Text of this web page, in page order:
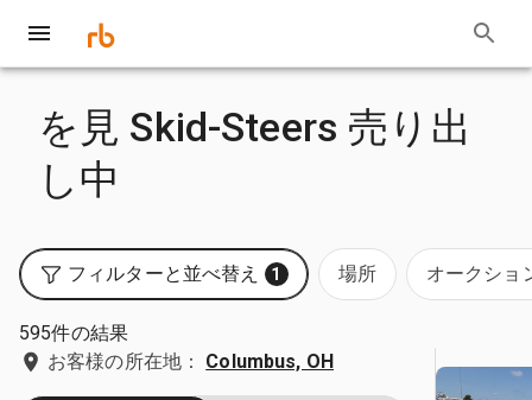
を見 Skid-Steers 売り出
し中
フィルターと並べ替え 1 場所 オークショ
595件の結果
お客様の所在地：
Columbus, OH